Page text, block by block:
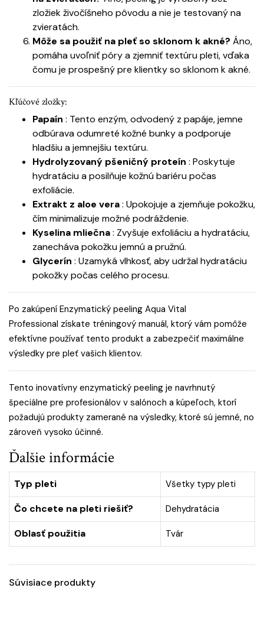
zložiek živočíšneho pôvodu a nie je testovaný na
zvieratách.
Môže sa použiť na pleť so sklonom k ​​akné? Áno,
pomáha uvoľniť póry a zjemniť textúru pleti, vďaka
čomu je prospešný pre klientky so sklonom k ​​akné.
Kľúčové zložky:
Papaín : Tento enzým, odvodený z papáje, jemne
odbúrava odumreté kožné bunky a podporuje
hladšiu a jemnejšiu textúru.
Hydrolyzovaný pšeničný proteín : Poskytuje
hydratáciu a posilňuje kožnú bariéru počas
exfoliácie.
Extrakt z aloe vera: Upokojuje a zjemňuje pokožku,
čím minimalizuje možné podráždenie.
Kyselina mliečna: Zvyšuje exfoliáciu a hydratáciu,
zanecháva pokožku jemnú a pružnú.
Glycerín : Uzamyká vlhkosť, aby udržal hydratáciu
pokožky počas celého procesu.
Po zakúpení Enzymatický peeling Aqua Vital
Professional získate tréningový manuál, ktorý vám pomôže
efektívne používať tento produkt a zabezpečiť maximálne
výsledky pre pleť vašich klientov.
Tento inovatívny enzymatický peeling je navrhnutý
špeciálne pre profesionálov v salónoch a kúpeľoch, ktorí
požadujú produkty zamerané na výsledky, ktoré sú jemné, no
zároveň vysoko účinné.
Ďalšie informácie
Typ pleti Všetky typy pleti
Čo chcete na pleti riešiť? Dehydratácia
Oblasť použitia Tvár
Súvisiace produkty